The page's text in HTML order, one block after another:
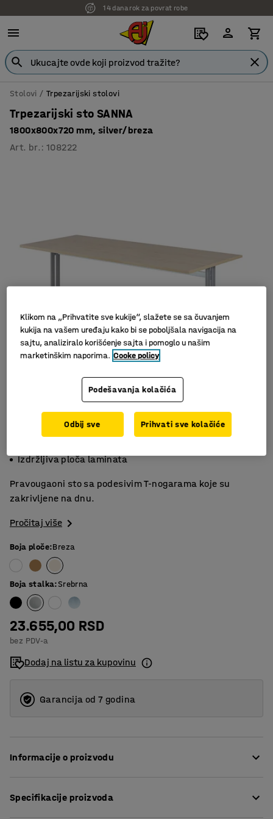
7 godina garancije
Stolovi Trpezarijski stolovi
Trpezarijski sto SANNA
1800x800x720 mm, silver/breza
Art. br. :108222
Zakrivljen ram
Izdržljiva ploča laminata
Pravougaoni sto sa podesivim T-nogarama koje su
zakrivljene na dnu.
Pročitaj više
Boja ploče:Breza
Boja stalka:Srebrna
23.655,00 RSD
bez PDV-a
Dodaj na listu za kupovinu
Garancija od 7 godina
Informacije o proizvodu
trpezarije, učionice ili za radna mesta. Pravougaona
Specifikacije proizvoda
Klikom na „Prihvatite sve kukije“, slažete se sa čuvanjem
kukija na vašem uređaju kako bi se poboljšala navigacija na
sajtu, analiziralo korišćenje sajta i pomoglo u našim
marketinškim naporima. Cooke policy
Podešavanja kolačića
Odbij sve Prihvati sve kolačiće